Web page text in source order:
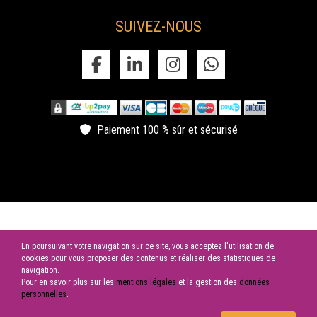
En poursuivant votre navigation sur ce site, vous acceptez l'utilisation de
cookies pour vous proposer des contenus et réaliser des statistiques de
navigation.
Pour en savoir plus sur les mentions légales et la gestion des données
personnelles.
Le Château de la Garrigue accueille des spectacles humoristique
au sein de de son domaine.
SUIVEZ-NOUS
Paiement 100 % sûr et sécurisé